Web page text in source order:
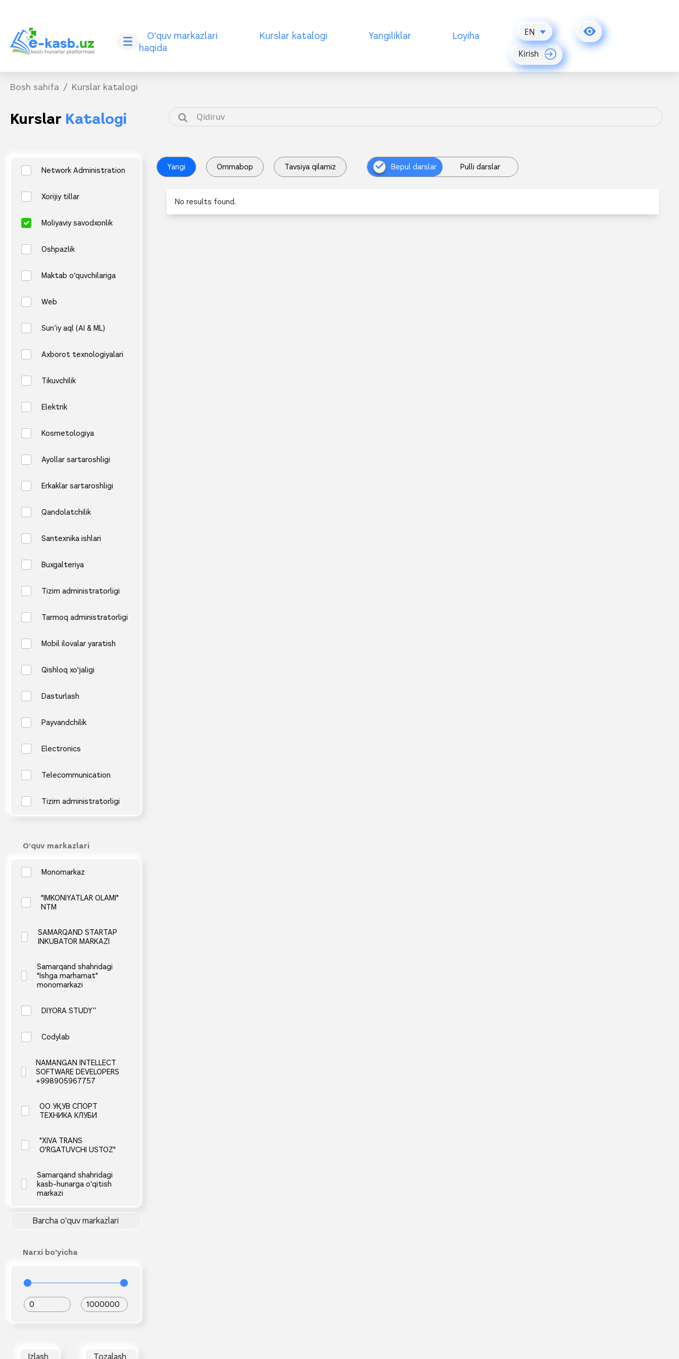
O‘quv markazlari Kurslar katalogi Yangiliklar
Loyiha
haqida
EN
Kirish
Bosh sahifa Kurslar katalogi
Kurslar Katalogi
Network Administration
Xorijiy tillar
Moliyaviy savodxonlik
Oshpazlik
Maktab o‘quvchilariga
Web
Sun’iy aql (AI & ML)
Axborot texnologiyalari
Tikuvchilik
Elektrik
Kosmetologiya
Ayollar sartaroshligi
Erkaklar sartaroshligi
Qandolatchilik
Santexnika ishlari
Buxgalteriya
Tizim administratorligi
Tarmoq administratorligi
Mobil ilovalar yaratish
Qishloq xo'jaligi
Dasturlash
Payvandchilik
Electronics
Telecommunication
Tizim administratorligi
O‘quv markazlari
Monomarkaz
"IMKONIYATLAR OLAMI"
NTM
SAMARQAND STARTAP
INKUBATOR MARKAZI
Samarqand shahridagi
"Ishga marhamat"
monomarkazi
DIYORA STUDY”
Codylab
NAMANGAN INTELLECT
SOFTWARE DEVELOPERS
+998905967757
OO УҚУВ СПОРТ
ТЕХНИКА КЛУБИ
"XIVA TRANS
O'RGATUVCHI USTOZ"
Samarqand shahridagi
kasb-hunarga o‘qitish
markazi
Barcha o'quv markazlari
Narxi bo'yicha
0 1000000
Yangi Ommabop Tavsiya qilamiz Bepul darslar Pulli darslar
No results found.